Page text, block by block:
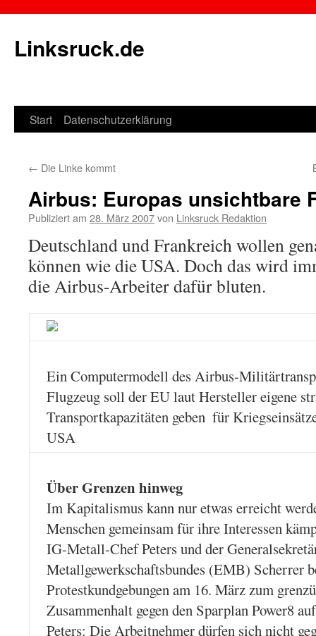
Linksruck.de
Springe
Inhalt
Start Datenschutzerklärung
← Die Linke kommt
Airbus: Europas unsichtbare
Publiziert am 28. März 2007von Linksruck Redaktion
Deutschland und Frankreich wollen
können wie die USA. Doch das wird
die Airbus-Arbeiter dafür bluten.
Ein Computermodell des Airbus-
Flugzeug soll der EU laut Hersteller eigene
Transportkapazitäten geben  für
USA
Über Grenzen hinweg
Im Kapitalismus kann nur etwas erreicht
Menschen gemeinsam für ihre Interessen
IG-Metall-Chef Peters und der
Metallgewerkschaftsbundes (EMB) Scherrer
Protestkundgebungen am 16. März zum
Zusammenhalt gegen den Sparplan Power8
Peters: Die Arbeitnehmer dürfen sich nicht